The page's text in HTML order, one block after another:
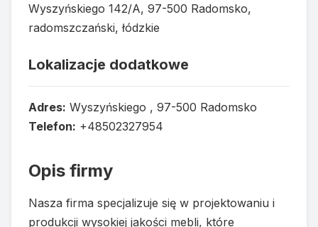
Wyszyńskiego 142/A, 97-500 Radomsko,
radomszczański, łódzkie
Lokalizacje dodatkowe
Adres: Wyszyńskiego , 97-500 Radomsko
Telefon: +48502327954
Opis firmy
Nasza firma specjalizuje się w projektowaniu i
produkcji wysokiej jakości mebli, które